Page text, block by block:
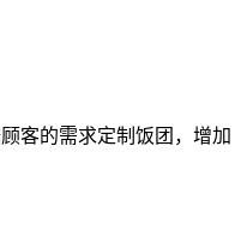
客的需求定制饭团，增加